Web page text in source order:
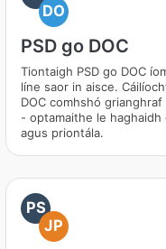
DO
PSD go DOC
Tiontaigh PSD go DOC
líne saor in aisce.
DOC comhshó grianghraf
- optamaithe le haghaidh
agus priontála.
PS
JP